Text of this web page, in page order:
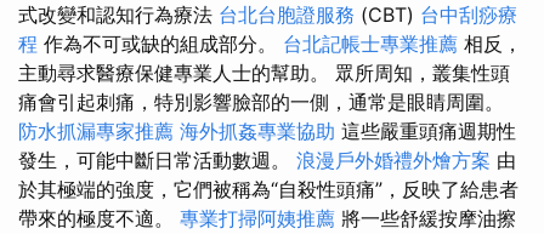
式改變和認知行為療法 台北台胞證服務 (CBT) 台中刮痧療
程 作為不可或缺的組成部分。 台北記帳士專業推薦 相反，
主動尋求醫療保健專業人士的幫助。 眾所周知，叢集性頭
痛會引起刺痛，特別影響臉部的一側，通常是眼睛周圍。
防水抓漏專家推薦 海外抓姦專業協助 這些嚴重頭痛週期性
發生，可能中斷日常活動數週。 浪漫戶外婚禮外燴方案 由
於其極端的強度，它們被稱為“自殺性頭痛”，反映了給患者
帶來的極度不適。 專業打掃阿姨推薦 將一些舒緩按摩油擦